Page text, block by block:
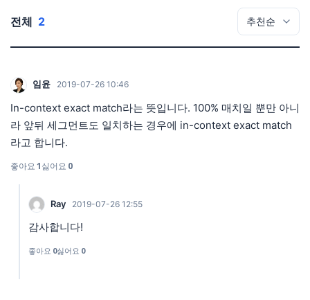
전체 2
임윤 2019-07-26 10:46
In-context exact match라는 뜻입니다. 100% 매치일 뿐만 아니
라 앞뒤 세그먼트도 일치하는 경우에 in-context exact match
라고 합니다.
좋아요1싫어요 0
Ray 2019-07-26 12:55
감사합니다!
좋아요 0싫어요 0